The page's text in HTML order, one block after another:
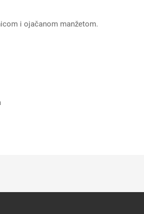
i ojačanom manžetom.